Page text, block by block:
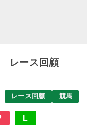
ース回顧
レース回顧
競馬
L